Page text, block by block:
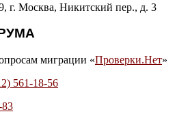
г. Москва, Никитский пер., д. 3
миграции «Проверки.Нет»
561-18-56
83